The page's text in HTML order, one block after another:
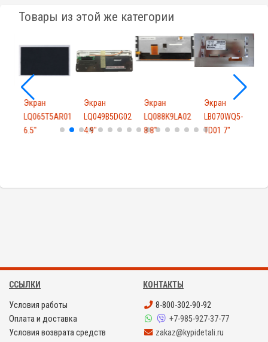
Товары из этой же категории
Экран
LQ065T5AR01
6.5"
Экран
LQ049B5DG02
4.9"
Экран
LQ088K9LA02
8.8"
Экран
LB070WQ5-
TD01 7"
ССЫЛКИ
Условия работы
Оплата и доставка
Условия возврата средств
КОНТАКТЫ
8-800-302-90-92
+7-985-927-37-77
zakaz@kypidetali.ru